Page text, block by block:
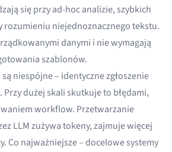
się przy ad-hoc analizie, szybkich
rozumieniu niejednoznacznego tekstu.
danymi i nie wymagają
szablonów.
niespójne – identyczne zgłoszenie
Przy dużej skali skutkuje to błędami,
workflow. Przetwarzanie
LLM zużywa tokeny, zajmuje więcej
Co najważniejsze – docelowe systemy